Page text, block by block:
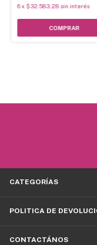
6x $32.583,28 sin interés
COMPRAR
CATEGORÍAS
POLITICA DE
CONTACTÁNOS